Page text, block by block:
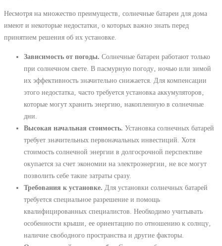
Несмотря на множество преимуществ‚ солнечные батареи для дома
имеют и некоторые недостатки‚ о которых важно знать перед
принятием решения об их установке.
Зависимость от погоды. Солнечные батареи работают только
при солнечном свете. В пасмурную погоду‚ ночью или зимой
их эффективность значительно снижается. Для компенсации
этого недостатка‚ часто требуется установка аккумуляторов‚
которые могут хранить энергию‚ накопленную в солнечные
дни.
Высокая начальная стоимость. Установка солнечных батарей
требует значительных первоначальных инвестиций. Хотя
стоимость солнечной энергии в долгосрочной перспективе
окупается за счет экономии на электроэнергии‚ не все могут
позволить себе такие затраты сразу.
Требования к установке. Для установки солнечных батарей
требуется специальное разрешение и помощь
квалифицированных специалистов. Необходимо учитывать
особенности крыши‚ ее ориентацию по отношению к солнцу‚
наличие свободного пространства и другие факторы.